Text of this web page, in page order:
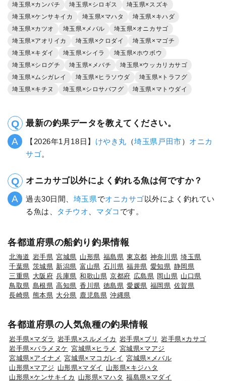
埼玉県×カンパチ
埼玉県×シロギス
埼玉県×スズキ
埼玉県×ケンサキイカ
埼玉県×マハタ
埼玉県×キハダ
埼玉県×カツオ
埼玉県×メバル
埼玉県×オニカサゴ
埼玉県×アオリイカ
埼玉県×クロダイ
埼玉県×マゴチ
埼玉県×キダイ
埼玉県×シイラ
埼玉県×ホウボウ
埼玉県×シログチ
埼玉県×メバチ
埼玉県×ウッカリカサゴ
埼玉県×ムシガレイ
埼玉県×ヒラソウダ
埼玉県×トラフグ
埼玉県×キチヌ
埼玉県×シロサバフグ 埼玉県×マトウダイ
最新の釣果データを教えてください。
【2026年1月18日】 けやき丸 （埼玉県 戸田市） オニカ
サゴ。
オニカサゴ以外によく釣れる魚は何ですか？
過去30日間、 埼玉県でオニカサゴ以外によく釣れてい
る魚は、
タチウオ マダコ です。
各都道府県の船釣り釣果情報
北海道 岩手県 宮城県 山形県 福島県 東京都 神奈川県 埼玉県
千葉県 茨城県 新潟県 富山県 石川県 福井県 愛知県 静岡県
三重県 大阪府 兵庫県 和歌山県 京都府 広島県 岡山県 山口県
鳥取県 島根県 高知県 香川県 徳島県 愛媛県 福岡県 佐賀県
長崎県 熊本県 大分県 鹿児島県 沖縄県
各都道府県の人気魚種の釣果情報
岩手県×マダラ 岩手県×スルメイカ 岩手県×ブリ
岩手県×カサゴ
岩手県×バラメヌケ 宮城県×ヒラメ 宮城県×マアジ
宮城県×アイナメ 宮城県×マコガレイ 宮城県×メバル
山形県×マアジ 山形県×マダイ
山形県×キジハタ
山形県×ケンサキイカ
山形県×マハタ 福島県×マダイ